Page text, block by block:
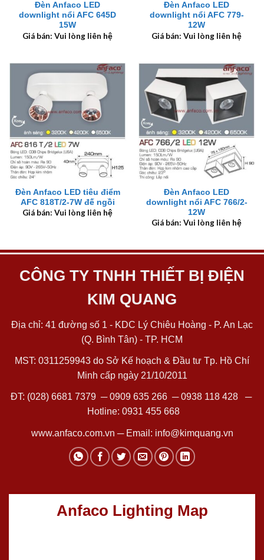
Đèn Anfaco LED
downlight nổi AFC 645D
15W
Giá bán: Vui lòng liên hệ
Đèn Anfaco LED
downlight nổi AFC 779-
12W
Giá bán: Vui lòng liên hệ
Đèn Anfaco LED tiêu điểm
AFC 818T/2-7W đế ngồi
Giá bán: Vui lòng liên hệ
Đèn Anfaco LED
downlight nổi AFC 766/2-
12W
Giá bán: Vui lòng liên hệ
CÔNG TY TNHH THIẾT BỊ ĐIỆN
KIM QUANG
Địa chỉ: 41 đường số 1 - KDC Lý Chiêu Hoàng - P. An Lạc
(Q. Bình Tân) - TP. HCM
MST: 0311259943 do Sở Kế hoạch & Đầu tư Tp. Hồ Chí
Minh cấp ngày 21/10/2011
ĐT: (028) 6681 7379 ─0909 635 266─0938 118 428─
Hotline: 0931 455 668
www.anfaco.com.vn ─ Email: info@kimquang.vn
Anfaco Lighting Map